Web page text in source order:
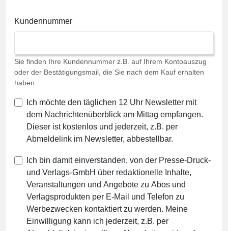
Kundennummer
Sie finden Ihre Kundennummer z.B. auf Ihrem Kontoauszug
oder der Bestätigungsmail, die Sie nach dem Kauf erhalten
haben.
Ich möchte den täglichen 12 Uhr Newsletter mit
dem Nachrichtenüberblick am Mittag empfangen.
Dieser ist kostenlos und jederzeit, z.B. per
Abmeldelink im Newsletter, abbestellbar.
Ich bin damit einverstanden, von der Presse-Druck-
und Verlags-GmbH über redaktionelle Inhalte,
Veranstaltungen und Angebote zu Abos und
Verlagsprodukten per E-Mail und Telefon zu
Werbezwecken kontaktiert zu werden. Meine
Einwilligung kann ich jederzeit, z.B. per